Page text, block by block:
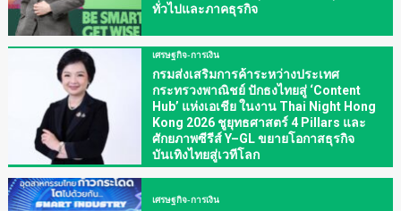
ทั่วไปและภาคธุรกิจ
เศรษฐกิจ-การเงิน
กรมส่งเสริมการค้าระหว่างประเทศ
กระทรวงพาณิชย์ ปักธงไทยสู่ ‘Content
Hub’ แห่งเอเชีย ในงาน Thai Night Hong
Kong 2026 ชูยุทธศาสตร์ 4 Pillars และ
ศักยภาพซีรีส์ Y–GL ขยายโอกาสธุรกิจ
บันเทิงไทยสู่เวทีโลก
เศรษฐกิจ-การเงิน